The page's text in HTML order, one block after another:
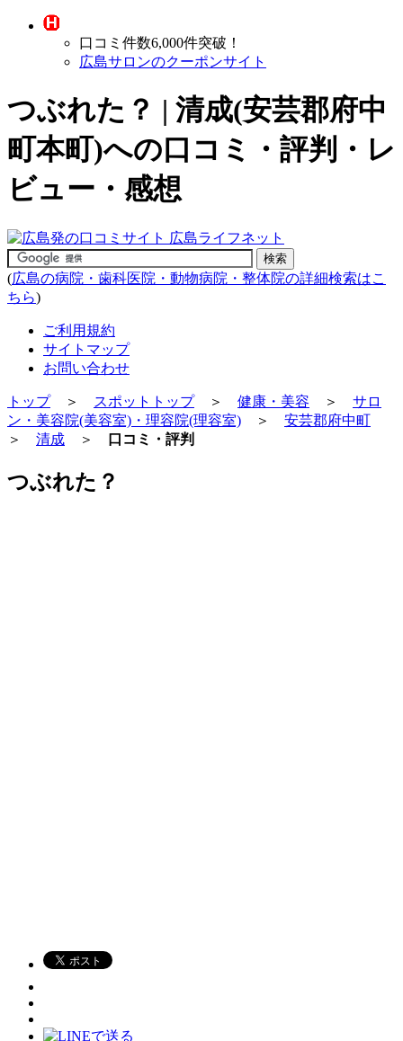
口コミ件数6,000件突破！
広島サロンのクーポンサイト
つぶれた？ | 清成(安芸郡府中
町本町)への口コミ・評判・レ
ビュー・感想
(広島の病院・歯科医院・動物病院・整体院の詳細検索はこ
ちら)
ご利用規約
サイトマップ
お問い合わせ
トップ＞ スポットトップ＞ 健康・美容 ＞ サロ
ン・美容院(美容室)・理容院(理容室) ＞ 安芸郡府中町
＞ 清成 ＞ 口コミ・評判
つぶれた？